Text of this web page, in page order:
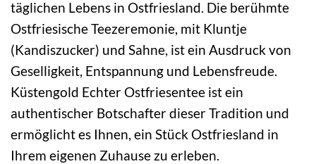
täglichen Lebens in Ostfriesland. Die berühmte
Ostfriesische Teezeremonie, mit Kluntje
(Kandiszucker) und Sahne, ist ein Ausdruck von
Geselligkeit, Entspannung und Lebensfreude.
Küstengold Echter Ostfriesentee ist ein
authentischer Botschafter dieser Tradition und
ermöglicht es Ihnen, ein Stück Ostfriesland in
Ihrem eigenen Zuhause zu erleben.